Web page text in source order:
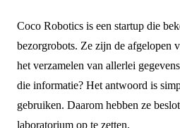
Coco Robotics is een startup die
bezorgrobots. Ze zijn de afgelopen
het verzamelen van allerlei
die informatie? Het antwoord is
gebruiken. Daarom hebben ze
laboratorium op te zetten.